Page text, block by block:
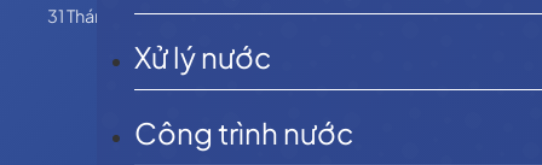
Xử lý nước
Công trình nước
31 Tháng 5, 2025 admin Tin tức